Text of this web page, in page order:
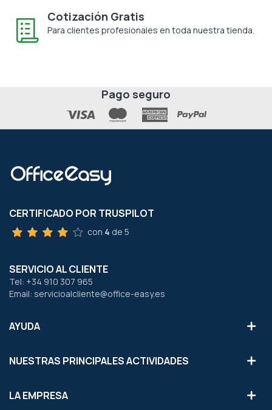
Cotización Gratis
Para clientes profesionales en toda nuestra tienda.
Pago seguro
CERTIFICADO POR TRUSPILOT
con 4 de 5
SERVICIO AL CLIENTE
Tel: +34 910 307 965
Email: servicioalcliente@office-easy.es
AYUDA
NUESTRAS PRINCIPALES ACTIVIDADES
LA EMPRESA